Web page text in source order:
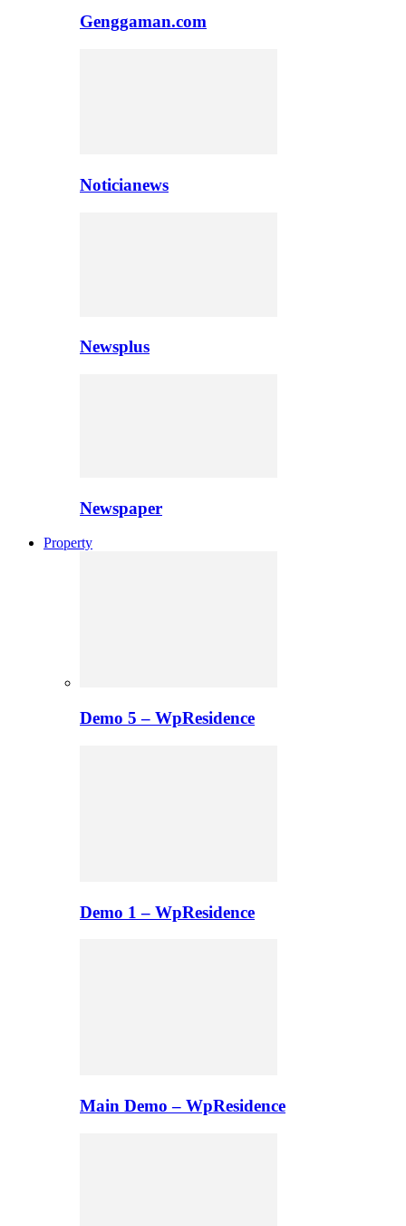
Genggaman.com
Noticianews
Newsplus
Newspaper
Property
Demo 5 – WpResidence
Demo 1 – WpResidence
Main Demo – WpResidence